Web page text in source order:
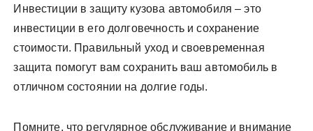
Инвестиции в защиту кузова автомобиля – это
инвестиции в его долговечность и сохранение
стоимости. Правильный уход и своевременная
защита помогут вам сохранить ваш автомобиль в
отличном состоянии на долгие годы.
Помните, что регулярное обслуживание и внимание